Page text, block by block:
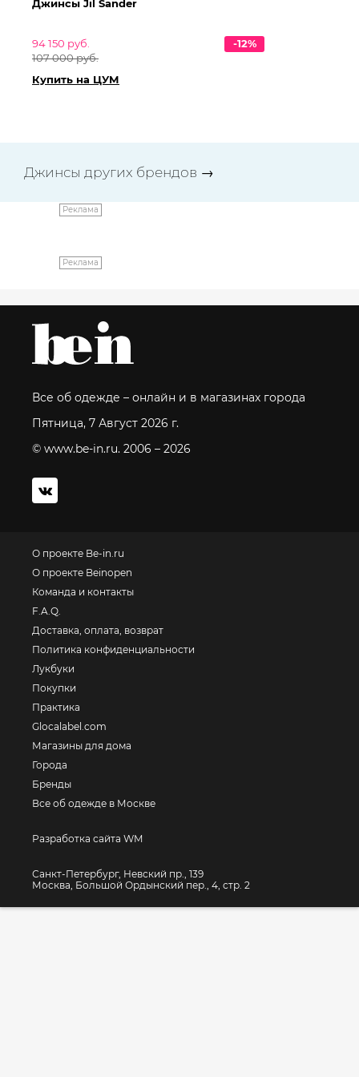
Джинсы Jil Sander
94 150 руб.
107 000 руб.
-12%
Купить на ЦУМ
Джинсы других брендов →
Реклама
Реклама
Все об одежде – онлайн и в магазинах города
Пятница, 7 Август 2026 г.
© www.be-in.ru. 2006 – 2026
О проекте Be-in.ru
О проекте Beinopen
Команда и контакты
F.A.Q.
Доставка, оплата, возврат
Политика конфиденциальности
Лукбуки
Покупки
Практика
Glocalabel.com
Магазины для дома
Города
Бренды
Все об одежде в Москве
Разработка сайта WM
Санкт-Петербург, Невский пр., 139
Москва, Большой Ордынский пер., 4, стр. 2